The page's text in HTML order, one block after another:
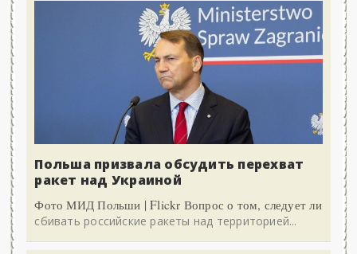
Польша призвала обсудить перехват
ракет над Украиной
Фото МИД Польши | Flickr Вопрос о том, следует ли
сбивать российские ракеты над территорией...